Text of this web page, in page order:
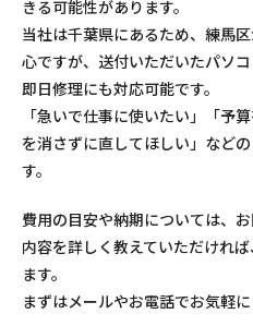
きる可能性があります。
当社は千葉県にあるため、練馬
心ですが、送付いただいたパソ
即日修理にも対応可能です。
「急いで仕事に使いたい」「予
を消さずに直してほしい」など
す。
費用の目安や納期については、
内容を詳しく教えていただけれ
ます。
まずはメールやお電話でお気軽に